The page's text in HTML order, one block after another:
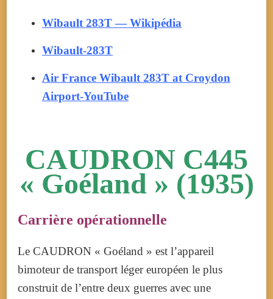
Wibault 283T — Wikipédia
Wibault-283T
Air France Wibault 283T at Croydon
Airport-YouTube
CAUDRON C445
« Goéland » (1935)
Carrière opérationnelle
Le CAUDRON « Goéland » est l’appareil
bimoteur de transport léger européen le plus
construit de l’entre deux guerres avec une